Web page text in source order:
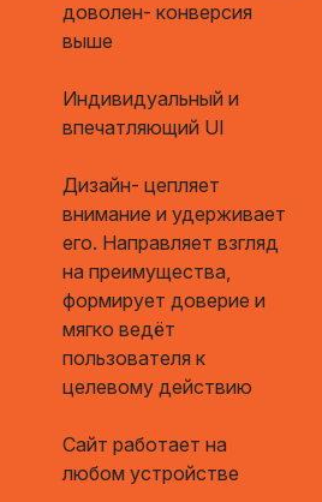
доволен- конверсия
выше
Индивидуальный и
впечатляющий UI
Дизайн- цепляет
внимание и удерживает
его. Направляет взгляд
на преимущества,
формирует доверие и
мягко ведёт
пользователя к
целевому действию
Сайт работает на
любом устройстве